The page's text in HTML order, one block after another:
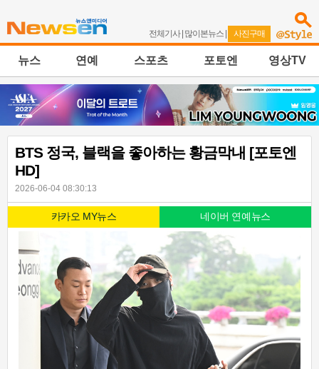
전체기사| 많이본뉴스 | 사진구매
뉴스 연예 스포츠 포토엔 영상TV
BTS 정국, 블랙을 좋아하는 황금막내 [포토엔
HD]
2026-06-04 08:30:13
카카오 MY뉴스 네이버 연예뉴스